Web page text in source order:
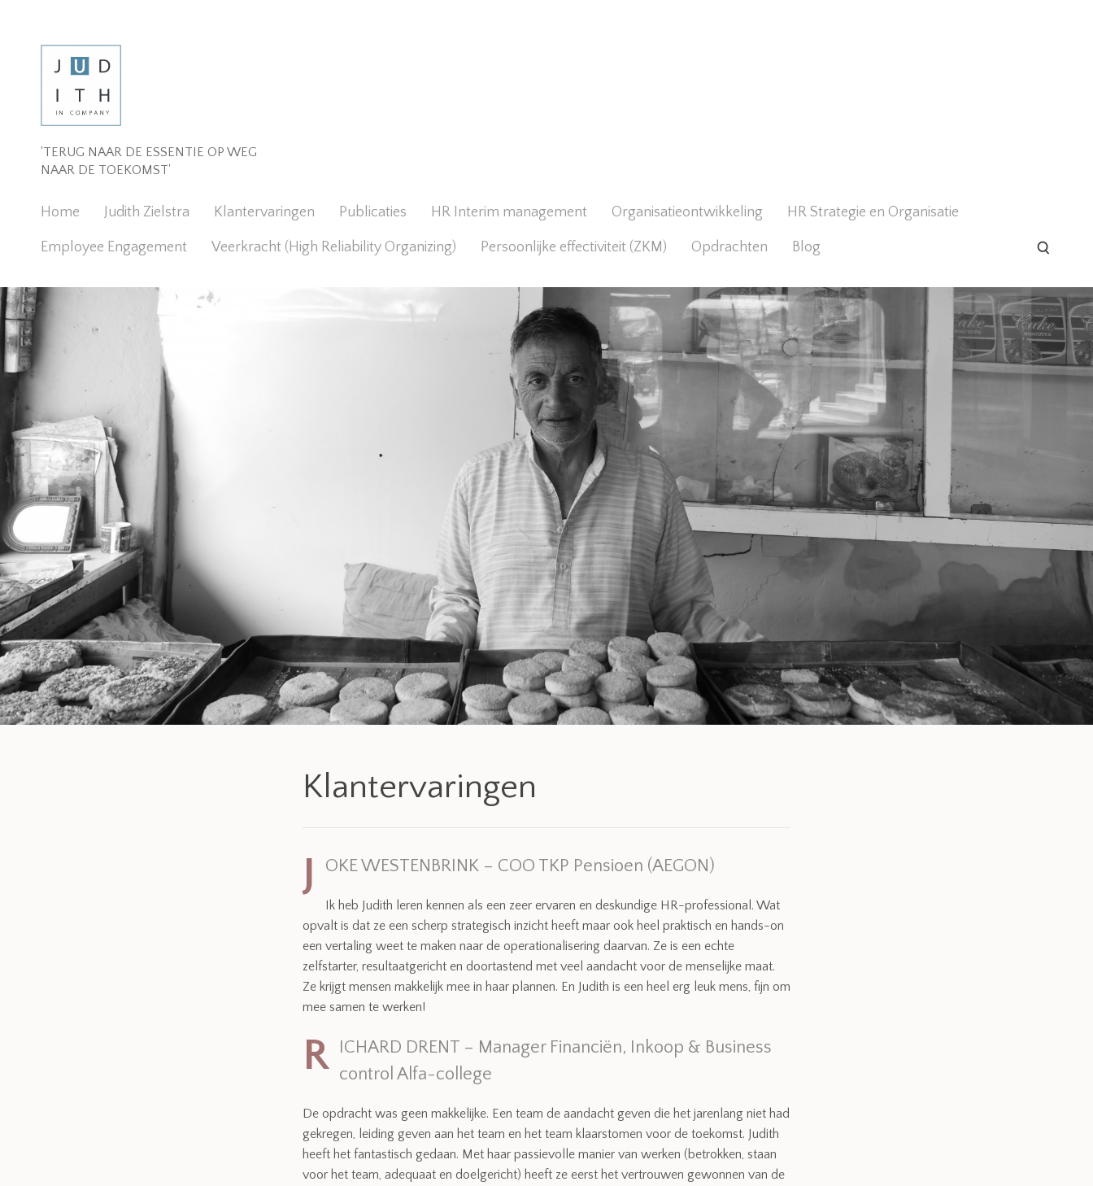
'TERUG NAAR DE ESSENTIE OP WEG
NAAR DE TOEKOMST'
Home Judith Zielstra Klantervaringen Publicaties HR Interim management Organisatieontwikkeling HR Strategie en Organisatie
Employee Engagement Veerkracht (High Reliability Organizing) Persoonlijke effectiviteit (ZKM) Opdrachten Blog
Klantervaringen
J OKE WESTENBRINK – COO TKP Pensioen (AEGON)
Ik heb Judith leren kennen als een zeer ervaren en deskundige HR-professional. Wat
opvalt is dat ze een scherp strategisch inzicht heeft maar ook heel praktisch en hands-on
een vertaling weet te maken naar de operationalisering daarvan. Ze is een echte
zelfstarter, resultaatgericht en doortastend met veel aandacht voor de menselijke maat.
Ze krijgt mensen makkelijk mee in haar plannen. En Judith is een heel erg leuk mens, fijn om
mee samen te werken!
R ICHARD DRENT – Manager Financiën, Inkoop & Business
control Alfa-college
De opdracht was geen makkelijke. Een team de aandacht geven die het jarenlang niet had
gekregen, leiding geven aan het team en het team klaarstomen voor de toekomst. Judith
heeft het fantastisch gedaan. Met haar passievolle manier van werken (betrokken, staan
voor het team, adequaat en doelgericht) heeft ze eerst het vertrouwen gewonnen van de